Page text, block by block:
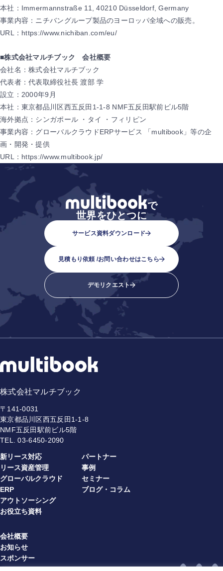
本社：Immermannstraße 11, 40210 Düsseldorf, Germany
事業内容：ニチバングループ製品のヨーロッパ全域への販売。
URL：https://www.nichiban.com/eu/
■株式会社マルチブック 会社概要
会社名：株式会社マルチブック
代表者：代表取締役社長 渡部 学
設立：2000年9月
本社：東京都品川区西五反田1-1-8 NMF五反田駅前ビル5階
海外拠点：シンガポール ・タイ ・フィリピン
事業内容：グローバルクラウドERPサービス 「multibook」等の企
画・開発・提供
URL：https://www.multibook.jp/
で
世界をひとつに
サービス資料ダウンロード
見積もり依頼 /お問い合わせはこちら
デモリクエスト
株式会社マルチブック
〒141-0031
東京都品川区西五反田1-1-8
NMF五反田駅前ビル5階
TEL.03-6450-2090
新リース対応
リース資産管理
グローバルクラウド
ERP
アウトソーシング
お役立ち資料
パートナー
事例
セミナー
ブログ・コラム
会社概要
お知らせ
スポンサー